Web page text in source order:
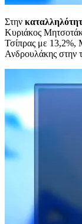
Στην
Κυριάκος
Τσίπρας με 13,2%,
Ανδρουλάκης στην